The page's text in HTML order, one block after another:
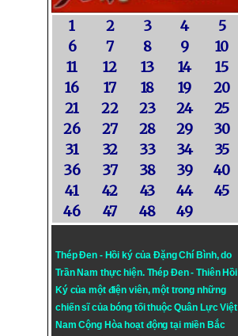
1 2 3 4
5
6
7 8 9
10
11
12 13 14
15
16
17 18 19
20
21
22 23 24
25
26
27 28 29
30
31
32 33 34
35
36
37 38 39
40
41
42 43 44
45
46
47 48 49
Thép Đen - Hồi ký của Đặng Chí Bình, do
Trần Nam thực hiện. Thép Đen- Thiên Hồi
Ký của một điện viên, một trong những
chiến sĩ của bóng tối thuộc Quân Lực Việt
Nam Cộng Hòa hoạt động tại miền Bắc